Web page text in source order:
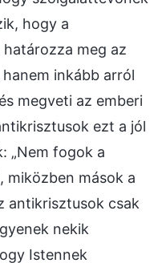
hogy a
meg az
inkább arról
megveti az emberi
ezt a jól
„Nem fogok a
miközben mások a
antikrisztusok csak
nekik
Istennek